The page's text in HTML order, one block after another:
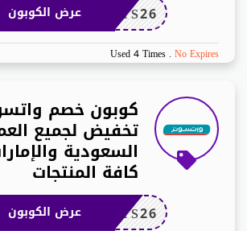
TS26 عرض الكوبون
Used 4 Times . No Expires
تخفيض لجميع
السعودية
كافة المنتجات
TS26 عرض الكوبون